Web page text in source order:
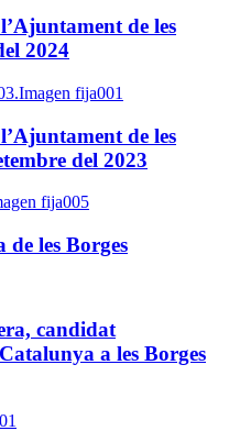
de les
2024
de les
del 2023
de les Borges
candidat
a les Borges